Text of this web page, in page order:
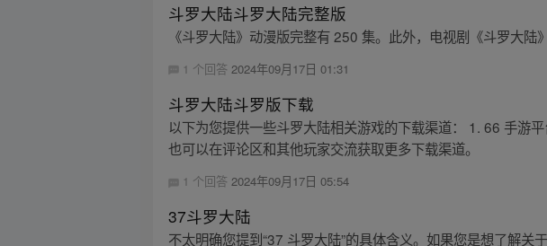
斗罗大陆斗罗大陆完整版
《斗罗大陆》动漫版完整有 250 集。此外，电视剧《斗罗大陆
1 个回答2024年09月17日 01:31
斗罗大陆斗罗版下载
以下为您提供一些斗罗大陆相关游戏的下载渠道： 1. 66 手游
也可以在评论区和其他玩家交流获取更多下载渠道。
1 个回答2024年09月17日 05:54
37斗罗大陆
不太明确您提到“37 斗罗大陆”的具体含义。如果您是想了解